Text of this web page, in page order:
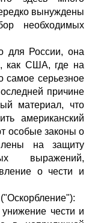
вынуждены
необходимых
для России, она
как США, где на
самое серьезное
причине
материал, что
американский
особые законы о
на защиту
выражений,
о чести и
чести и